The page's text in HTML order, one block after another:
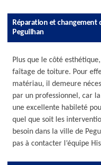
Réparation et changement
Peguilhan
Plus que le côté
faîtage de toiture. Pour
matériau, il demeure
par un professionnel, car
une excellente habileté
quel que soit les
besoin dans la ville de
pas à contacter l’équipe